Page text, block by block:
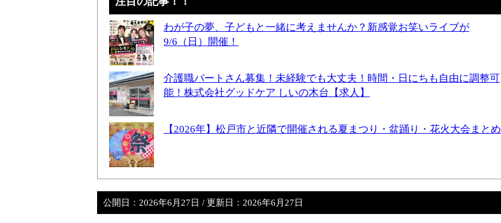
わが子の夢、子どもと一緒に考えませんか？新感覚お笑いライブが
9/6（日）開催！
介護職パートさん募集！未経験でも大丈夫！時間・日にちも自由に調整可
能！株式会社グッドケア しいの木台【求人】
【2026年】松戸市と近隣で開催される夏まつり・盆踊り・花火大会まとめ
公開日： 2026年6月27日 / 更新日： 2026年6月27日